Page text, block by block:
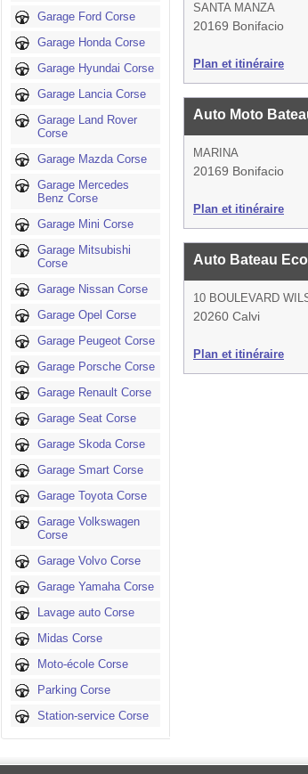
Garage Ford Corse
Garage Honda Corse
Garage Hyundai Corse
Garage Lancia Corse
Garage Land Rover
Corse
Garage Mazda Corse
Garage Mercedes
Benz Corse
Garage Mini Corse
Garage Mitsubishi
Corse
Garage Nissan Corse
Garage Opel Corse
Garage Peugeot Corse
Garage Porsche Corse
Garage Renault Corse
Garage Seat Corse
Garage Skoda Corse
Garage Smart Corse
Garage Toyota Corse
Garage Volkswagen
Corse
Garage Volvo Corse
Garage Yamaha Corse
Lavage auto Corse
Midas Corse
Moto-école Corse
Parking Corse
Station-service Corse
SANTA MANZA
20169 Bonifacio
Plan et itinéraire
Auto Moto
MARINA
20169 Bonifacio
Plan et itinéraire
Auto Bateau
10 BOULEVARD
20260 Calvi
Plan et itinéraire